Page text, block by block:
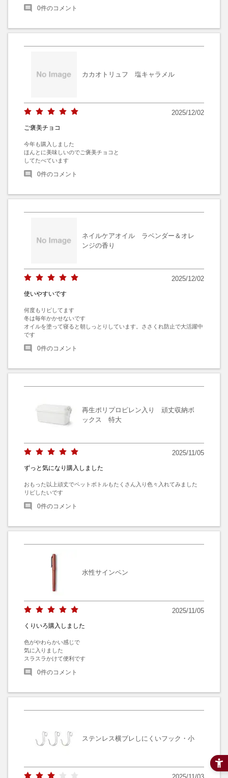
0件のコメント
カカオトリュフ 塩キャラメル
2025/12/02
ご褒美チョコ
今年も購入しました
ほんとに美味しいのでご褒美チョコと
してたべています
0件のコメント
ネイルケアオイル ラベンダー＆オレ
ンジの香り
2025/12/02
使いやすいです
何度もリピしてます
冬は毎年かかせないです
オイルを塗って寝ると朝しっとりしています。ささくれ防止で大活躍中
です
0件のコメント
再生ポリプロピレン入り 頑丈収納ボ
ックス 特大
2025/11/05
ずっと気になり購入しました
おもった以上頑丈でペットボトルもたくさん入り色々入れてみました
リピしたいです
0件のコメント
水性サインペン
2025/11/05
くりいろ購入しました
色がやわらかい感じで
気に入りました
スラスラかけて便利です
0件のコメント
ステンレス横ブレしにくいフック・小
2025/11/03